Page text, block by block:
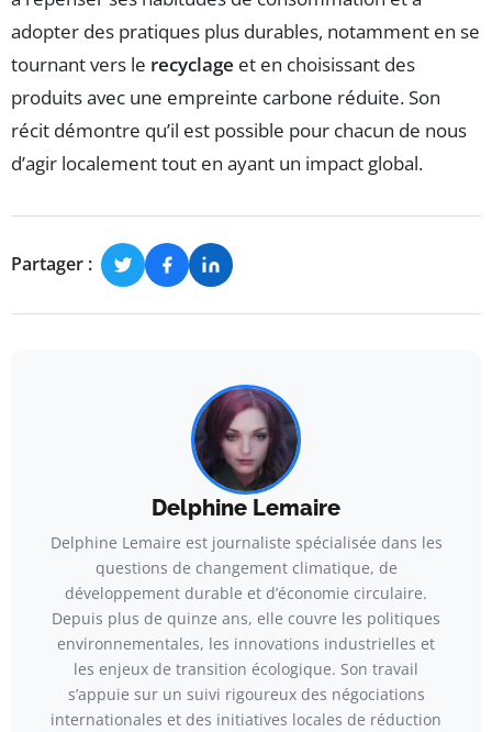
adopter des pratiques plus durables, notamment en se
tournant vers le recyclage et en choisissant des
produits avec une empreinte carbone réduite. Son
récit démontre qu’il est possible pour chacun de nous
d’agir localement tout en ayant un impact global.
Partager :
Delphine Lemaire
Delphine Lemaire est journaliste spécialisée dans les
questions de changement climatique, de
développement durable et d’économie circulaire.
Depuis plus de quinze ans, elle couvre les politiques
environnementales, les innovations industrielles et
les enjeux de transition écologique. Son travail
s’appuie sur un suivi rigoureux des négociations
internationales et des initiatives locales de réduction